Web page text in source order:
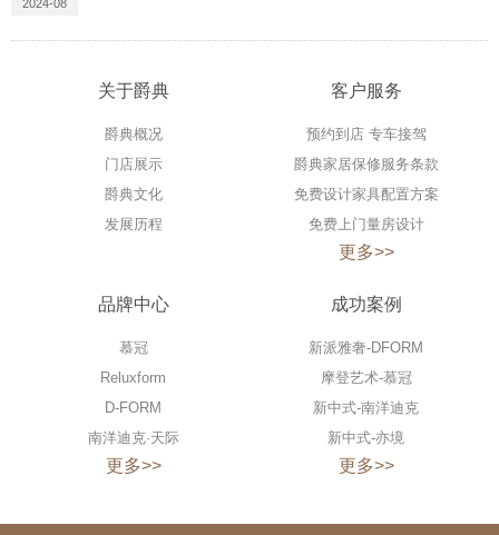
2024-08
关于爵典
爵典概况
门店展示
爵典文化
发展历程
客户服务
预约到店 专车接驾
爵典家居保修服务条款
免费设计家具配置方案
免费上门量房设计
更多>>
品牌中心
慕冠
Reluxform
D-FORM
南洋迪克·天际
更多>>
成功案例
新派雅奢-DFORM
摩登艺术-慕冠
新中式-南洋迪克
新中式-亦境
更多>>